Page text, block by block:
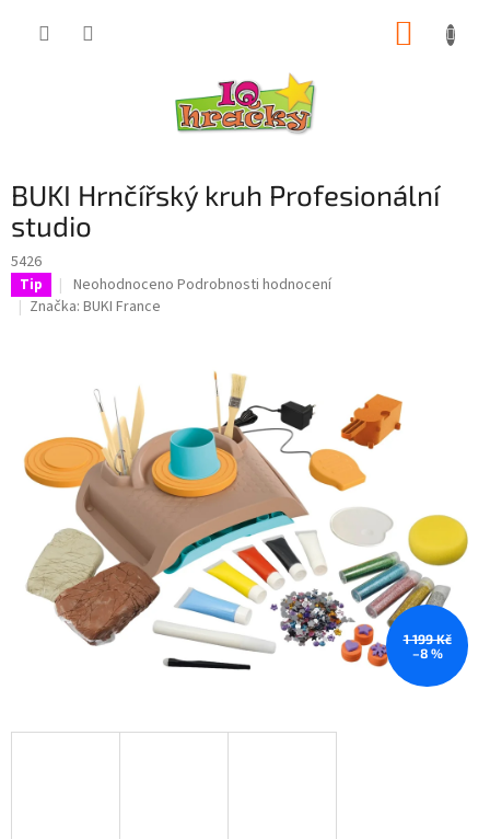
BUKI Hrnčířský kruh Profesionální
studio
5426
Tip
Průměrné
hodnocení
hvězdiček.
Neohodnoceno Podrobnosti hodnocení
Značka: BUKI France
1 199 Kč
–8 %